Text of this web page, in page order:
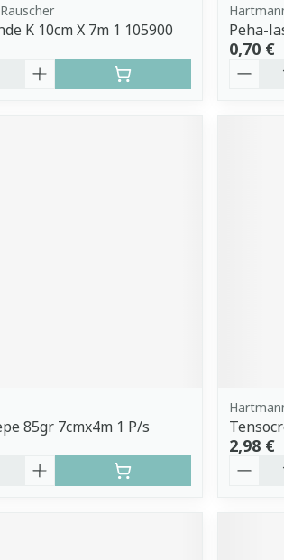
K 10cm X 7m 1 105900
Peha-
0,70 €
85gr 7cmx4m 1 P/s
2,98 €